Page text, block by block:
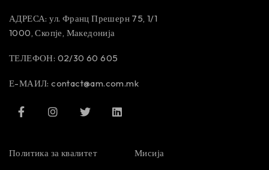
АДРЕСА: ул. Франц Прешерн 75, 1/1
1000, Скопје, Македонија
ТЕЛЕФОН: 02/30 60 605
Е-МАИЛ:contact@am.com.mk
Политика за квалитет Мисија